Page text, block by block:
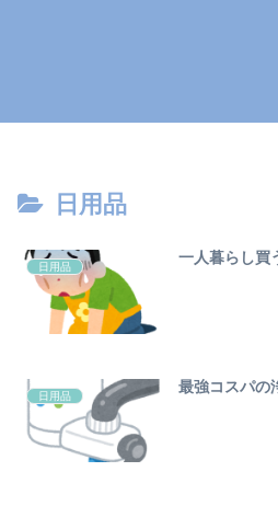
日用品
日用品
一人暮らし買
日用品
最強コスパの